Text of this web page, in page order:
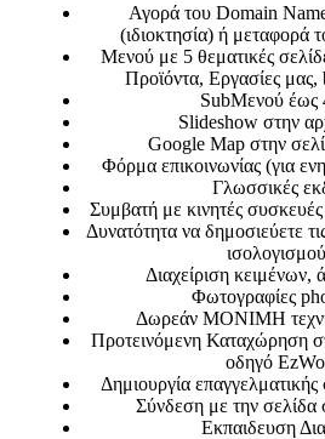
Αγορά του Domain
(ιδιοκτησία) ή μεταφορά
Μενού με 5 θεματικές
Προϊόντα, Εργασίες μας,
SubΜενού έως
Slideshow στην
Google Map στην
Φόρμα επικοινωνίας (για
Γλωσσικές
Συμβατή με κινητές
Δυνατότητα να δημοσιεύετε
Διαχείριση κειμένων,
Φωτογραφίες
Δωρεάν ΜΟΝΙΜΗ
Προτεινόμενη Καταχώρηση
οδηγό
Δημιουργία
Σύνδεση με την σελίδα
Εκπαιδευση